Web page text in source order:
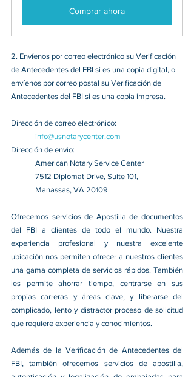
Comprar ahora
2. Envíenos por correo electrónico su Verificación
de Antecedentes del FBI si es una copia digital, o
envíenos por correo postal su Verificación de
Antecedentes del FBI si es una copia impresa.
Dirección de correo electrónico:
info@usnotarycenter.com
Dirección de envio:
American Notary Service Center
7512 Diplomat Drive, Suite 101,
Manassas, VA 20109
Ofrecemos servicios de Apostilla de documentos
del FBI a clientes de todo el mundo. Nuestra
experiencia profesional y nuestra excelente
ubicación nos permiten ofrecer a nuestros clientes
una gama completa de servicios rápidos. También
les permite ahorrar tiempo, centrarse en sus
propias carreras y áreas clave, y liberarse del
complicado, lento y distractor proceso de solicitud
que requiere experiencia y conocimientos.
Además de la Verificación de Antecedentes del
FBI, también ofrecemos servicios de apostilla,